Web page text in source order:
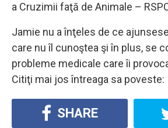
a Cruzimii faţă de Animale –
Jamie nu a înţeles de ce
care nu îl cunoştea şi în plus, se
probleme medicale care îi
Citiţi mai jos întreaga sa poveste:
SHARE